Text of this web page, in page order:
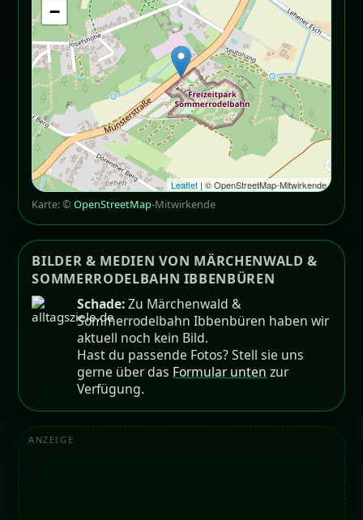
−
Leaflet| © OpenStreetMap-Mitwirkende
Karte: ©OpenStreetMap-Mitwirkende
BILDER & MEDIEN VON MÄRCHENWALD &
SOMMERRODELBAHN IBBENBÜREN
Schade:Zu Märchenwald &
Sommerrodelbahn Ibbenbüren haben wir
aktuell noch kein Bild.
Hast du passende Fotos? Stell sie uns
gerne über das Formular unten zur
Verfügung.
ANZEIGE